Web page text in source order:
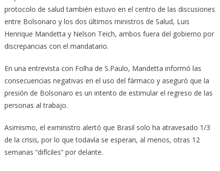
protocolo de salud también estuvo en el centro de las discusiones
entre Bolsonaro y los dos últimos ministros de Salud, Luis
Henrique Mandetta y Nelson Teich, ambos fuera del gobierno por
discrepancias con el mandatario.
En una entrevista con Folha de S.Paulo, Mandetta informó las
consecuencias negativas en el uso del fármaco y aseguró que la
presión de Bolsonaro es un intento de estimular el regreso de las
personas al trabajo.
Asimismo, el exministro alertó que Brasil solo ha atravesado 1/3
de la crisis, por lo que todavía se esperan, al menos, otras 12
semanas “difíciles” por delante.